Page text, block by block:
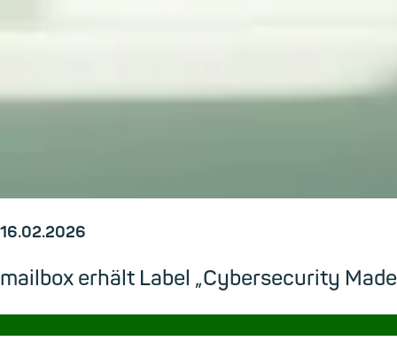
16.02.2026
mailbox erhält Label „Cybersecurity